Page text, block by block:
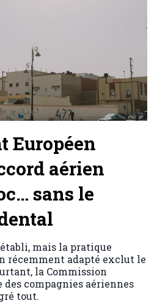
Européen
aérien
sans le
mais la pratique
récemment adapté exclut le
la Commission
des compagnies aériennes
tout.